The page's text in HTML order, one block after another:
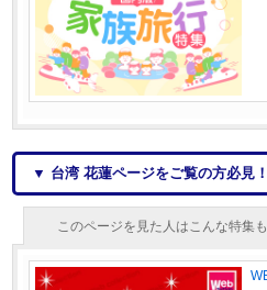
▼ 台湾 花蓮ページをご覧の方必見
このページを見た人はこんな特集